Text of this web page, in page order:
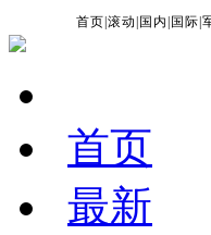
首页 |滚动 国内 国际 |
首页
最新